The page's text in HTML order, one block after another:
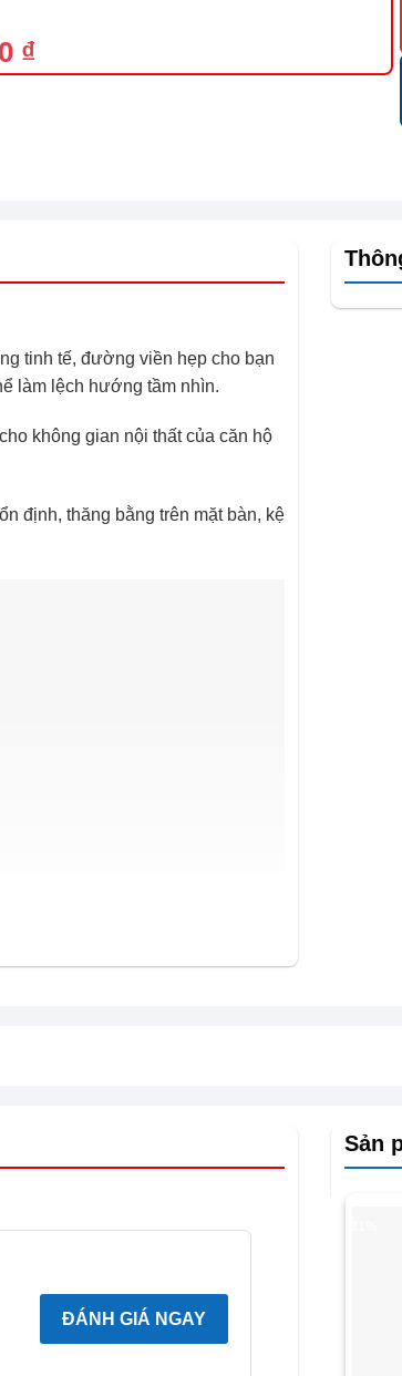
₫
tinh tế, đường viền hẹp cho bạn
làm lệch hướng tầm nhìn.
không gian nội thất của căn hộ
định, thăng bằng trên mặt bàn, kệ
ĐÁNH GIÁ NGAY
Sản